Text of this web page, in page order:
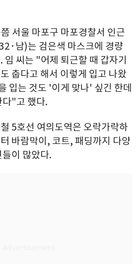
서울 마포구 마포경찰서 인근
남)는 검은색 마스크에 경량
임 씨는 "어제 퇴근할 때 갑자기
춥다고 해서 이렇게 입고 나왔
입는 것도 '이게 맞나' 싶긴 한데
다"고 했다.
5호선 여의도역은 오락가락하
바람막이, 코트, 패딩까지 다양
이 많았다.